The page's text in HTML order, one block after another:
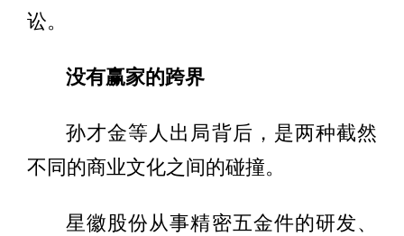
讼。
没有赢家的跨界
孙才金等人出局背后，是两种截然
不同的商业文化之间的碰撞。
星徽股份从事精密五金件的研发、